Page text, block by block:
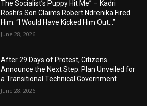
The Socialist’s Puppy Hit Me” – Kadri
Roshi’s Son Claims Robert Ndrenika Fired
Him: “I Would Have Kicked Him Out…”
June 28, 2026
After 29 Days of Protest, Citizens
Announce the Next Step: Plan Unveiled for
a Transitional Technical Government
June 28, 2026